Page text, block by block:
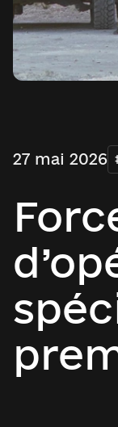
27 mai 2026